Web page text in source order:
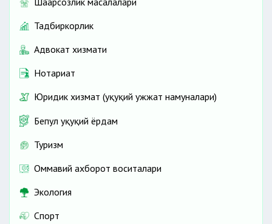
Тадбиркорлик
Адвокат хизмати
Нотариат
Юридик хизмат (ҳуқуқий ҳужжат намуналари)
Бепул ҳуқуқий ёрдам
Туризм
Оммавий ахборот воситалари
Экология
Спорт